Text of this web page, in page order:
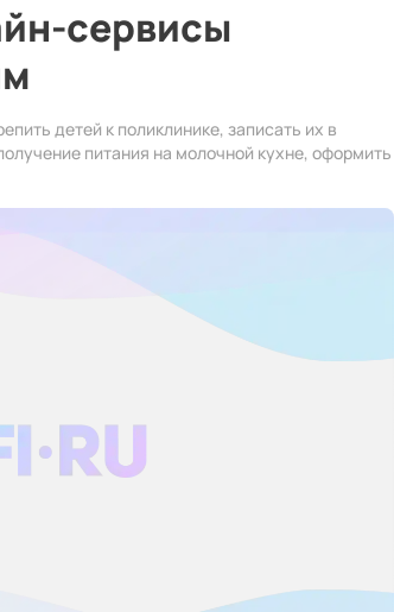
сервисы
детей к поликлинике, записать их в
питания на молочной кухне, оформить